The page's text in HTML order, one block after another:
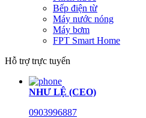
Bếp điện từ
Máy nước nóng
Máy bơm
FPT Smart Home
Hỗ trợ trực tuyến
NHƯ LỆ (CEO)
0903996887